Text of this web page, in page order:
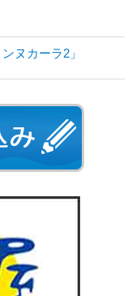
ヌカーラ2」